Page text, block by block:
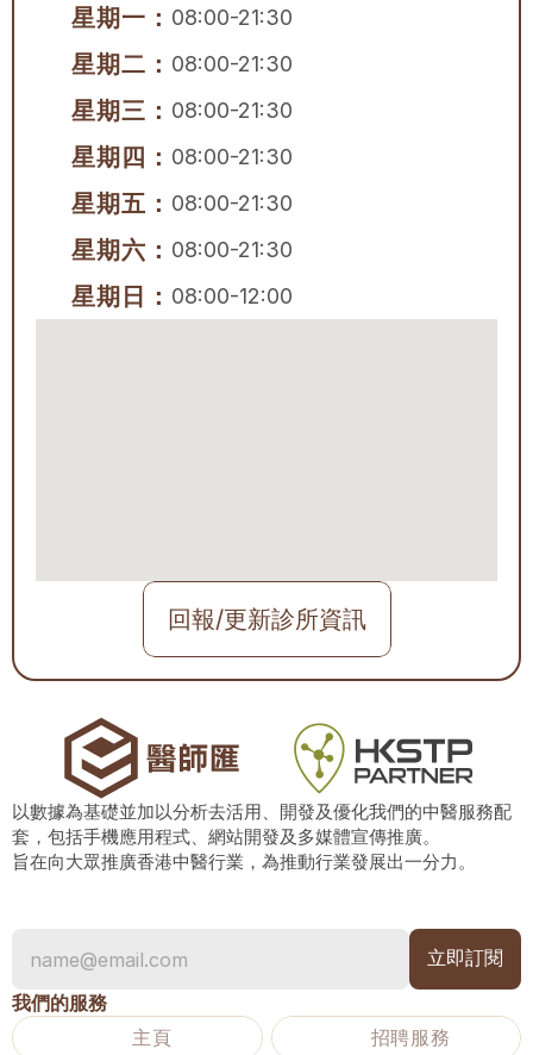
星期一： 08:00-21:30
星期二： 08:00-21:30
星期三： 08:00-21:30
星期四： 08:00-21:30
星期五： 08:00-21:30
星期六： 08:00-21:30
星期日： 08:00-12:00
回報/更新診所資訊
以數據為基礎並加以分析去活用、開發及優化我們的中醫服務配
套，包括手機應用程式、網站開發及多媒體宣傳推廣。
旨在向大眾推廣香港中醫行業，為推動行業發展出一分力。
我們的服務
主頁
招聘服務